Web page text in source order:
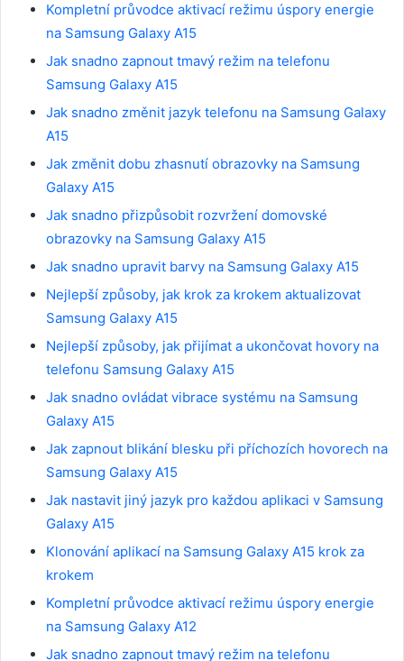
Kompletní průvodce aktivací režimu úspory energie
na Samsung Galaxy A15
Jak snadno zapnout tmavý režim na telefonu
Samsung Galaxy A15
Jak snadno změnit jazyk telefonu na Samsung Galaxy
A15
Jak změnit dobu zhasnutí obrazovky na Samsung
Galaxy A15
Jak snadno přizpůsobit rozvržení domovské
obrazovky na Samsung Galaxy A15
Jak snadno upravit barvy na Samsung Galaxy A15
Nejlepší způsoby, jak krok za krokem aktualizovat
Samsung Galaxy A15
Nejlepší způsoby, jak přijímat a ukončovat hovory na
telefonu Samsung Galaxy A15
Jak snadno ovládat vibrace systému na Samsung
Galaxy A15
Jak zapnout blikání blesku při příchozích hovorech na
Samsung Galaxy A15
Jak nastavit jiný jazyk pro každou aplikaci v Samsung
Galaxy A15
Klonování aplikací na Samsung Galaxy A15 krok za
krokem
Kompletní průvodce aktivací režimu úspory energie
na Samsung Galaxy A12
Jak snadno zapnout tmavý režim na telefonu